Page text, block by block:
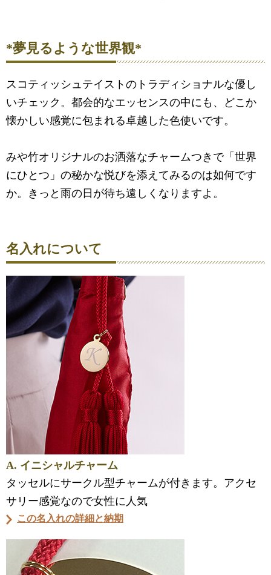
*夢見るような世界観*
スコティッシュテイストのトラディショナルな優し
いチェック。都会的なエッセンスの中にも、どこか
懐かしい感覚に包まれる卓越した色使いです。
みや竹オリジナルのお洒落なチャームつきで「世界
にひとつ」の秘かな悦びを添えてみるのは如何です
か。きっと雨の日が待ち遠しくなりますよ。
名入れについて
A. イニシャルチャーム
タッセルにサークル型チャームが付きます。アクセ
サリー感覚なので女性に人気
この名入れの詳細と納期